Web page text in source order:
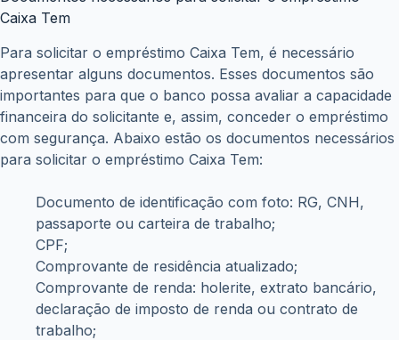
Caixa Tem
Para solicitar o empréstimo Caixa Tem, é necessário
apresentar alguns documentos. Esses documentos são
importantes para que o banco possa avaliar a capacidade
financeira do solicitante e, assim, conceder o empréstimo
com segurança. Abaixo estão os documentos necessários
para solicitar o empréstimo Caixa Tem:
Documento de identificação com foto: RG, CNH,
passaporte ou carteira de trabalho;
CPF;
Comprovante de residência atualizado;
Comprovante de renda: holerite, extrato bancário,
declaração de imposto de renda ou contrato de
trabalho;